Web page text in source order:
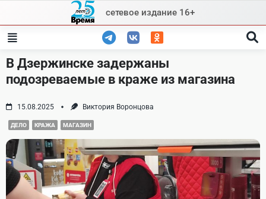
content
сетевое издание 16+
В Дзержинске задержаны
подозреваемые в краже из магазина
15.08.2025 Виктория Воронцова
ДЕЛО КРАЖА МАГАЗИН